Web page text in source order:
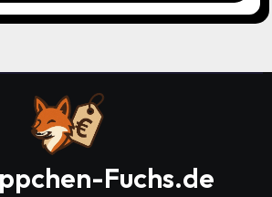
Fuchs.de